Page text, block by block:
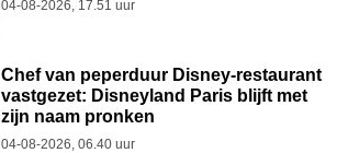
04-08-2026, 17.51 uur
Chef van peperduur Disney-restaurant
vastgezet: Disneyland Paris blijft met
zijn naam pronken
04-08-2026, 06.40 uur